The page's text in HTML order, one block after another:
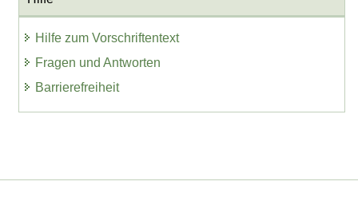
Hilfe zum Vorschriftentext
Fragen und Antworten
Barrierefreiheit